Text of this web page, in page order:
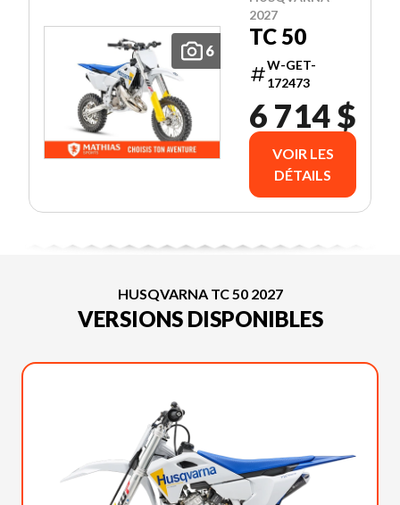
6
2027
TC 50
W-GET-
172473
6 714 $
VOIR LES
DÉTAILS
HUSQVARNA TC 50 2027
VERSIONS DISPONIBLES